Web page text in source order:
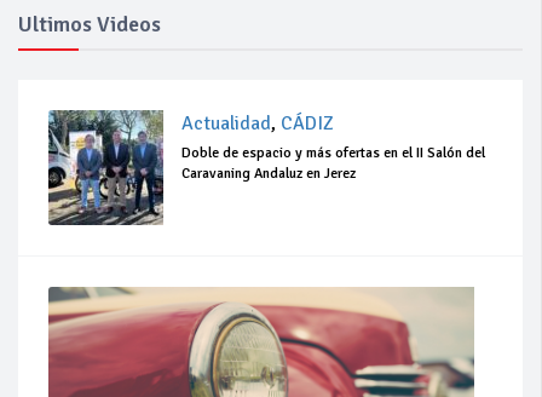
Ultimos Videos
Actualidad, CÁDIZ
Doble de espacio y más ofertas en el II Salón del
Caravaning Andaluz en Jerez